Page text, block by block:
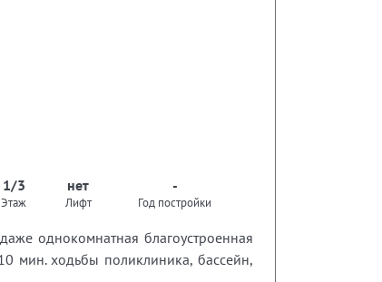
1/3
Этаж
нет
Лифт
-
Год постройки
однокомнатная благоустроенная
мин. ходьбы поликлиника, бассейн,